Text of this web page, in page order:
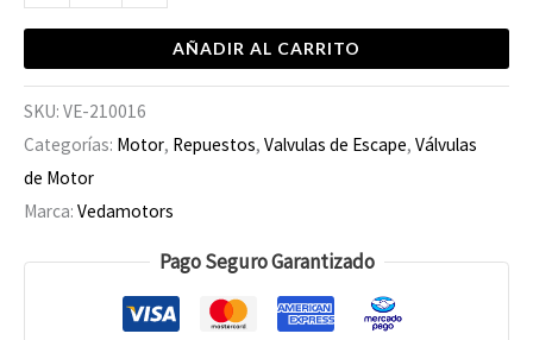
AÑADIR AL CARRITO
SKU: VE-210016
Categorías: Motor, Repuestos, Valvulas de Escape, Válvulas
de Motor
Marca: Vedamotors
Pago Seguro Garantizado